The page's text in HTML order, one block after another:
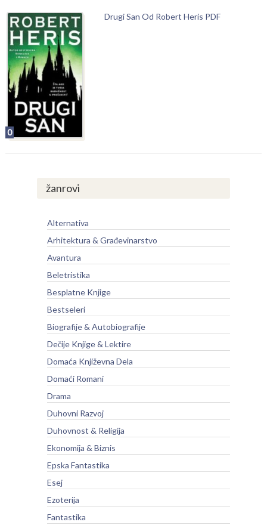
0
Drugi San Od Robert Heris PDF
žanrovi
Alternativa
Arhitektura & Građevinarstvo
Avantura
Beletristika
Besplatne Knjige
Bestseleri
Biografije & Autobiografije
Dečije Knjige & Lektire
Domaća Književna Dela
Domaći Romani
Drama
Duhovni Razvoj
Duhovnost & Religija
Ekonomija & Biznis
Epska Fantastika
Esej
Ezoterija
Fantastika